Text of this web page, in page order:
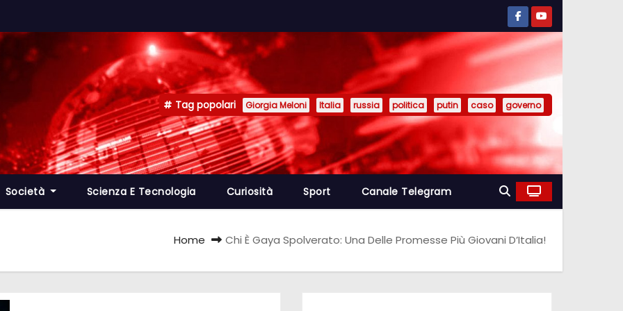
Tag popolari Giorgia Meloni Italia russia politica putin caso governo
Società Scienza E Tecnologia Curiosità Sport Canale Telegram
Home Chi È Gaya Spolverato: Una Delle Promesse Più Giovani D’Italia!